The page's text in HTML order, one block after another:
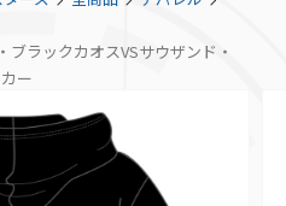
ラックカオスVSサウザンド・
ー